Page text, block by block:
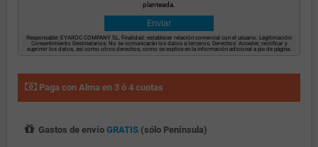
planteada.
Responsable: EYAROC COMPANY SL, Finalidad: establecer relación comercial con el usuario. Legitimación:
Consentimiento Destinatarios: No se comunicarán los datos a terceros, Derechos: Acceder, rectificar y
suprimir los datos, así como otros derechos, como se explica en la información adicional a pie de página.
Paga con Alma en 3 ó 4 cuotas
Gastos de envío GRATIS(sólo Península)